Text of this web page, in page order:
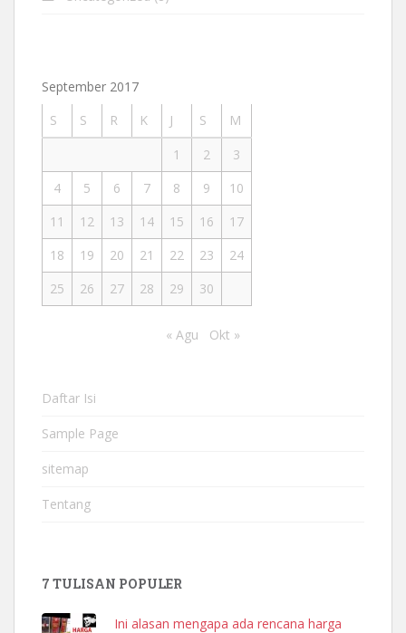
September 2017
S
S R K J S
M
1
2
3
4
5 6 7 8 9
10
11
12 13 14 15 16
17
18
19 20 21 22 23
24
25
26 27 28 29 30
« Agu Okt »
Daftar Isi
Sample Page
sitemap
Tentang
7 TULISAN POPULER
Ini alasan mengapa ada rencana harga